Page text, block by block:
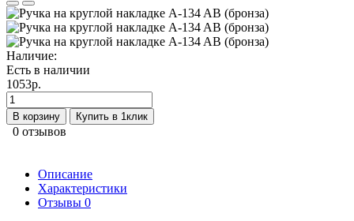
Наличие:
Есть в наличии
1053р.
В корзину Купить в 1клик
0 отзывов
Описание
Характеристики
Отзывы 0